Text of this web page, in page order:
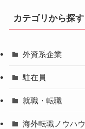
カテゴリから探す
外資系企業
駐在員
就職・転職
海外転職ノウハウ